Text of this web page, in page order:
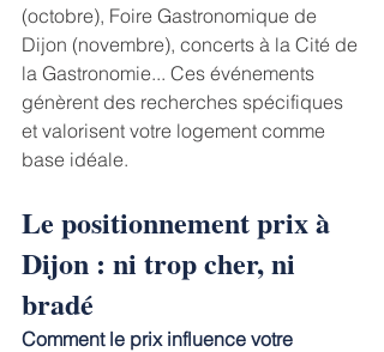
(octobre), Foire Gastronomique de
Dijon (novembre), concerts à la Cité de
la Gastronomie... Ces événements
génèrent des recherches spécifiques
et valorisent votre logement comme
base idéale.
Le positionnement prix à
Dijon : ni trop cher, ni
bradé
Comment le prix influence votre